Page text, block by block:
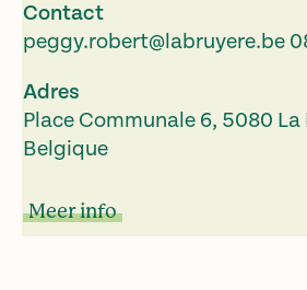
Contact
peggy.robert@labruyere.be
Adres
Place Communale 6, 5080 La
Belgique
Meer info